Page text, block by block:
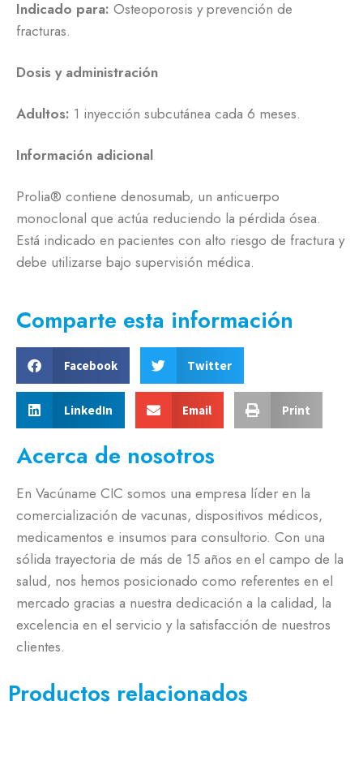
Indicado para: Osteoporosis y prevención de
fracturas.
Dosis y administración
Adultos: 1 inyección subcutánea cada 6 meses.
Información adicional
Prolia® contiene denosumab, un anticuerpo
monoclonal que actúa reduciendo la pérdida ósea.
Está indicado en pacientes con alto riesgo de fractura y
debe utilizarse bajo supervisión médica.
Comparte esta información
Facebook Twitter
LinkedIn Email Print
Acerca de nosotros
En Vacúname CIC somos una empresa líder en la
comercialización de vacunas, dispositivos médicos,
medicamentos e insumos para consultorio. Con una
sólida trayectoria de más de 15 años en el campo de la
salud, nos hemos posicionado como referentes en el
mercado gracias a nuestra dedicación a la calidad, la
excelencia en el servicio y la satisfacción de nuestros
clientes.
Productos relacionados